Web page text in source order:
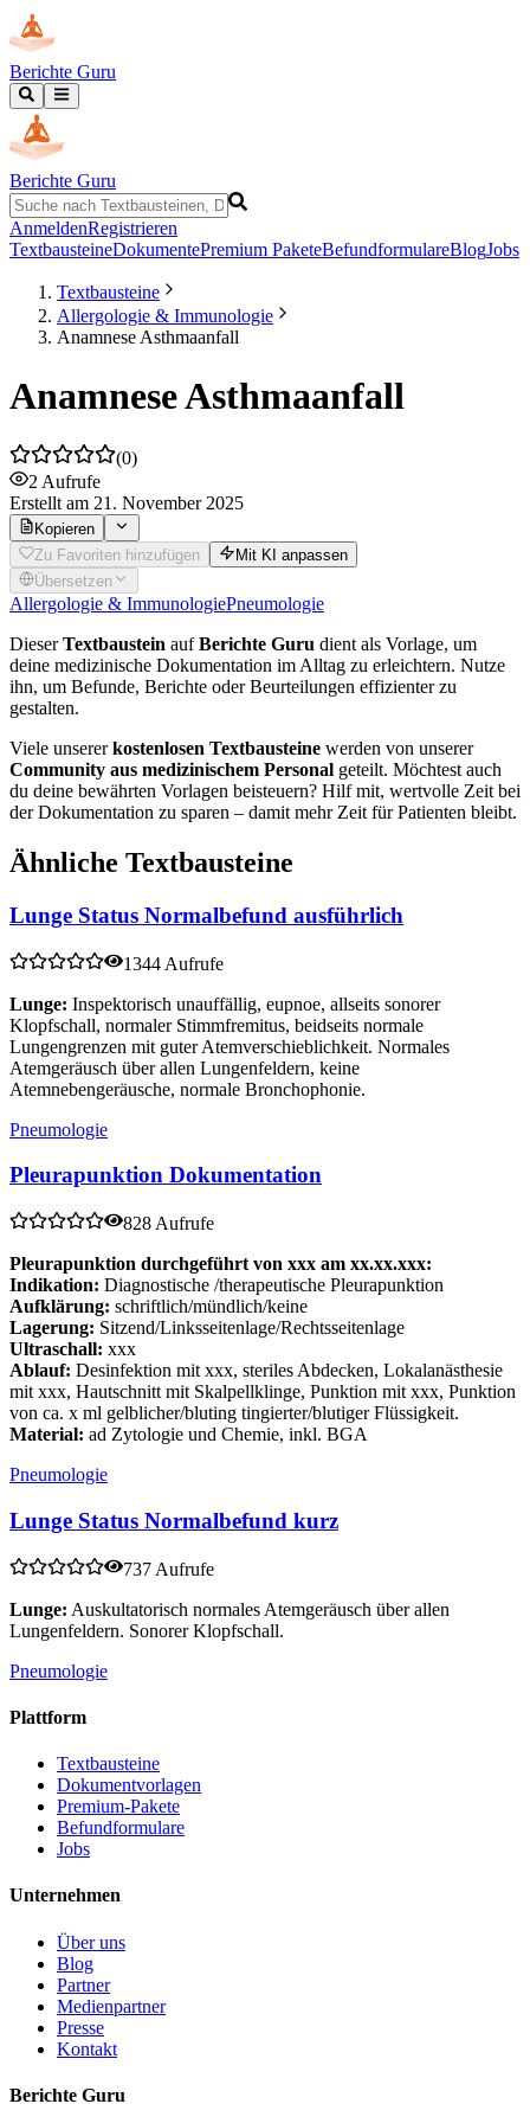
Berichte Guru
Berichte Guru
AnmeldenRegistrieren
TextbausteineDokumentePremium PaketeBefundformulareBlogJobs
Textbausteine
Allergologie & Immunologie
Anamnese Asthmaanfall
Anamnese Asthmaanfall
(0)
2 Aufrufe
Erstellt am 21. November 2025
Kopieren
Zu Favoriten hinzufügen
Mit KI anpassen
Übersetzen
Allergologie & ImmunologiePneumologie
DieserTextbaustein aufBerichte Guru dient als Vorlage, um
deine medizinische Dokumentation im Alltag zu erleichtern. Nutze
ihn, um Befunde, Berichte oder Beurteilungen effizienter zu
gestalten.
Viele unsererkostenlosen Textbausteine werden von unserer
Community aus medizinischem Personal geteilt. Möchtest auch
du deine bewährten Vorlagen beisteuern? Hilf mit, wertvolle Zeit bei
der Dokumentation zu sparen – damit mehr Zeit für Patienten bleibt.
Ähnliche Textbausteine
Lunge Status Normalbefund ausführlich
1344 Aufrufe
Lunge: Inspektorisch unauffällig, eupnoe, allseits sonorer
Klopfschall, normaler Stimmfremitus, beidseits normale
Lungengrenzen mit guter Atemverschieblichkeit. Normales
Atemgeräusch über allen Lungenfeldern, keine
Atemnebengeräusche, normale Bronchophonie.
Pneumologie
Pleurapunktion Dokumentation
828 Aufrufe
Pleurapunktion durchgeführt von xxx am xx.xx.xxx:
Indikation: Diagnostische /therapeutische Pleurapunktion
Aufklärung: schriftlich/mündlich/keine
Lagerung: Sitzend/Linksseitenlage/Rechtsseitenlage
Ultraschall: xxx
Ablauf: Desinfektion mit xxx, steriles Abdecken, Lokalanästhesie
mit xxx, Hautschnitt mit Skalpellklinge, Punktion mit xxx, Punktion
von ca. x ml gelblicher/bluting tingierter/blutiger Flüssigkeit.
Material: ad Zytologie und Chemie, inkl. BGA
Pneumologie
Lunge Status Normalbefund kurz
737 Aufrufe
Lunge: Auskultatorisch normales Atemgeräusch über allen
Lungenfeldern. Sonorer Klopfschall.
Pneumologie
Plattform
Textbausteine
Dokumentvorlagen
Premium-Pakete
Befundformulare
Jobs
Unternehmen
Über uns
Blog
Partner
Medienpartner
Presse
Kontakt
Berichte Guru